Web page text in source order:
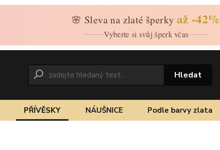
🌸 Sleva na zlaté šperky až -42%
Vyberte si svůj šperk včas
Hledat
PŘÍVĚSKY NÁUŠNICE Podle barvy zlata